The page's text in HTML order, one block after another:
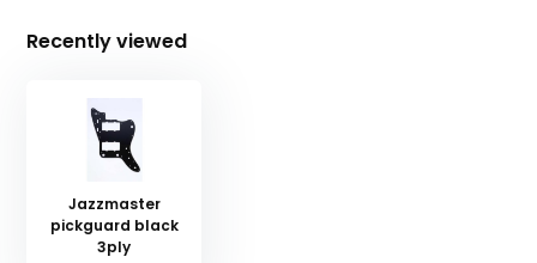
Recently viewed
Jazzmaster
pickguard black
3ply